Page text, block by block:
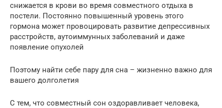
снижается в крови во время совместного отдыха в
постели. Постоянно повышенный уровень этого
гормона может провоцировать развитие депрессивных
расстройств, аутоиммунных заболеваний и даже
появление опухолей
Поэтому найти себе пару для сна – жизненно важно для
вашего долголетия
С тем, что совместный сон оздоравливает человека,